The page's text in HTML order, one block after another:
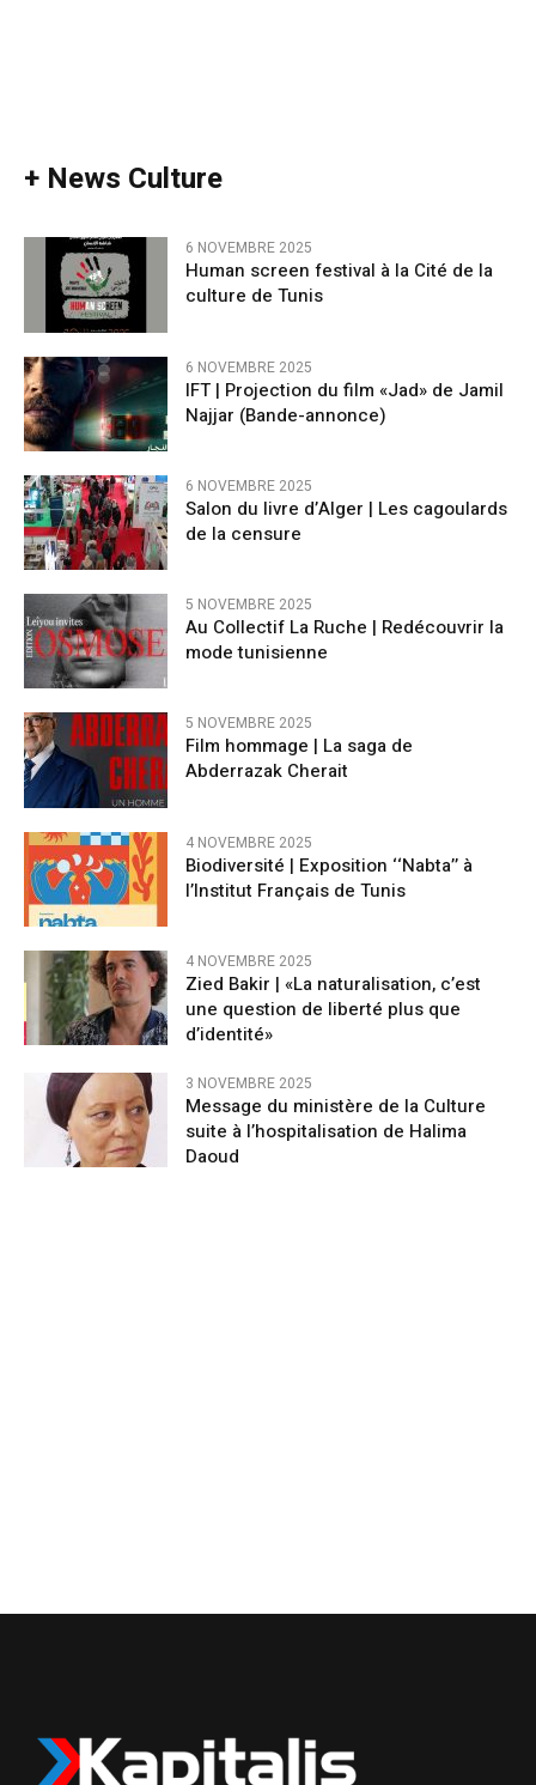
+ News Culture
6 NOVEMBRE 2025
Human screen festival à la Cité de la
culture de Tunis
6 NOVEMBRE 2025
IFT | Projection du film «Jad» de Jamil
Najjar (Bande-annonce)
6 NOVEMBRE 2025
Salon du livre d’Alger | Les cagoulards
de la censure
5 NOVEMBRE 2025
Au Collectif La Ruche | Redécouvrir la
mode tunisienne
5 NOVEMBRE 2025
Film hommage | La saga de
Abderrazak Cherait
4 NOVEMBRE 2025
Biodiversité | Exposition ‘‘Nabta’’ à
l’Institut Français de Tunis
4 NOVEMBRE 2025
Zied Bakir | «La naturalisation, c’est
une question de liberté plus que
d’identité»
3 NOVEMBRE 2025
Message du ministère de la Culture
suite à l’hospitalisation de Halima
Daoud